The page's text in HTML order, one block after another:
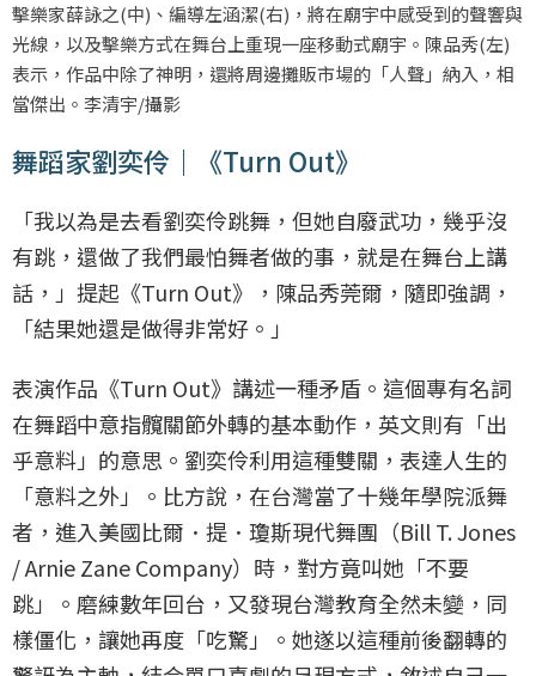
擊樂家薛詠之(中)、編導左涵潔(右)，將在廟宇中感受到的聲響與
光線，以及擊樂方式在舞台上重現一座移動式廟宇。陳品秀(左)
表示，作品中除了神明，還將周邊攤販市場的「人聲」納入，相
當傑出。李清宇/攝影
舞蹈家劉奕伶｜《Turn Out》
「我以為是去看劉奕伶跳舞，但她自廢武功，幾乎沒
有跳，還做了我們最怕舞者做的事，就是在舞台上講
話，」提起《Turn Out》，陳品秀莞爾，隨即強調，
「結果她還是做得非常好。」
表演作品《Turn Out》講述一種矛盾。這個專有名詞
在舞蹈中意指髖關節外轉的基本動作，英文則有「出
乎意料」的意思。劉奕伶利用這種雙關，表達人生的
「意料之外」。比方說，在台灣當了十幾年學院派舞
者，進入美國比爾．提．瓊斯現代舞團（Bill T. Jones
/ Arnie Zane Company）時，對方竟叫她「不要
跳」。磨練數年回台，又發現台灣教育全然未變，同
樣僵化，讓她再度「吃驚」。她遂以這種前後翻轉的